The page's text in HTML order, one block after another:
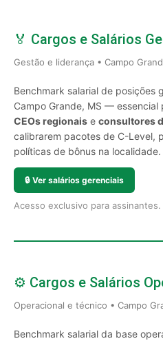
🏅 Cargos e Salários
Gestão e liderança • Campo
Benchmark salarial de posições
Campo Grande, MS — essencial
CEOs regionais e consultores
calibrarem pacotes de C-Level,
políticas de bônus na localidade.
🔒 Ver salários gerenciais
Acesso exclusivo para assinantes.
⚙️ Cargos e Salários
Operacional e técnico • Campo
Benchmark salarial da base